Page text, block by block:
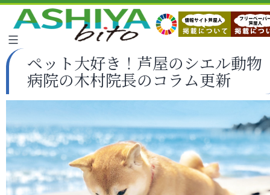
ペット大好き！芦屋のシエル動物
病院の木村院長のコラム更新